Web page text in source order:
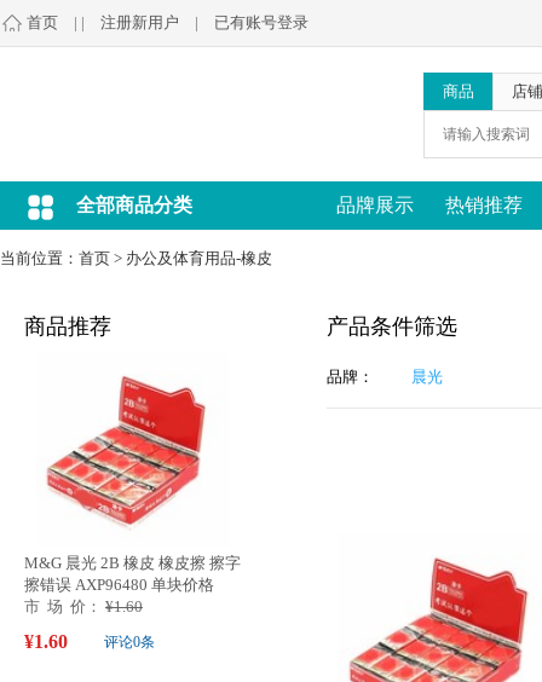
首页 | | 注册新用户 | 已有账号登录
商品 店铺
全部商品分类 品牌展示 热销推荐
当前位置： 首页 > 办公及体育用品-橡皮
商品推荐
M&G 晨光 2B 橡皮 橡皮擦 擦字
擦错误 AXP96480 单块价格
市 场 价： ¥1.60
评论0条
¥1.60
产品条件筛选
品牌： 晨光